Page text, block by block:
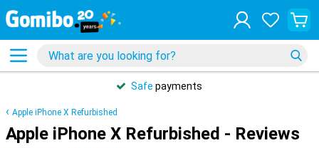
Safe payments
Apple iPhone X Refurbished
Apple iPhone X Refurbished - Reviews